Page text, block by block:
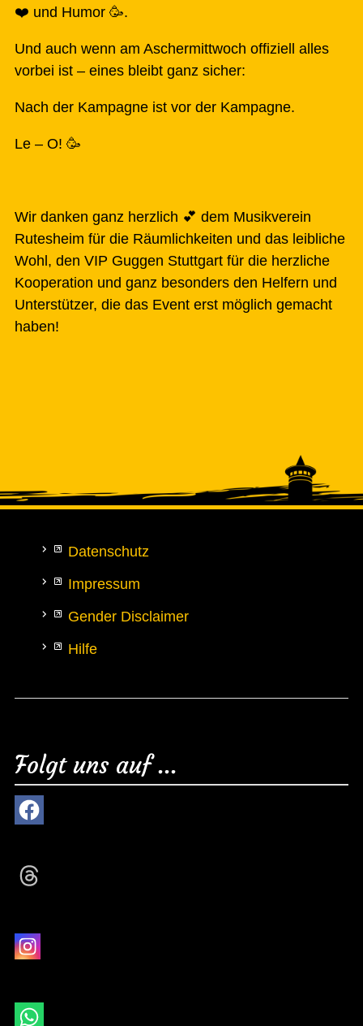
❤️ und Humor 🥳.
Und auch wenn am Aschermittwoch offiziell alles
vorbei ist – eines bleibt ganz sicher:
Nach der Kampagne ist vor der Kampagne.
Le – O! 🥳
Wir danken ganz herzlich 💕 dem Musikverein
Rutesheim für die Räumlichkeiten und das leibliche
Wohl, den VIP Guggen Stuttgart für die herzliche
Kooperation und ganz besonders den Helfern und
Unterstützer, die das Event erst möglich gemacht
haben!
Datenschutz
Impressum
Gender Disclaimer
Hilfe
Folgt uns auf ...